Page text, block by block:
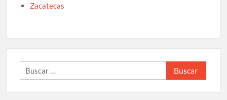
Zacatecas
Buscar: